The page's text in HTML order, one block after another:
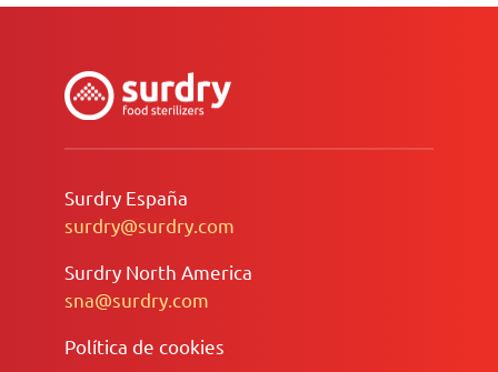
Surdry España
surdry@surdry.com
Surdry North America
sna@surdry.com
Política de cookies